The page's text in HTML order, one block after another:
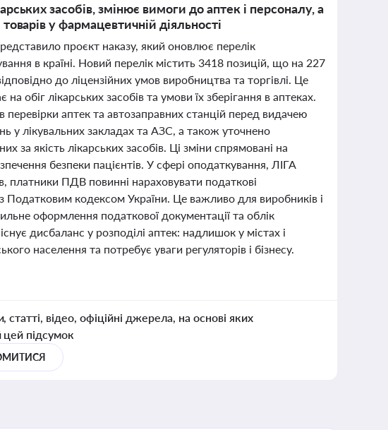
засобів, змінює вимоги до аптек і персоналу, а
у фармацевтичній діяльності
проєкт наказу, який оновлює перелік
в країні. Новий перелік містить 3418 позицій, що на 227
до ліцензійних умов виробництва та торгівлі. Це
обіг лікарських засобів та умови їх зберігання в аптеках.
аптек та автозаправних станцій перед видачею
у лікувальних закладах та АЗС, а також уточнено
за якість лікарських засобів. Ці зміни спрямовані на
безпеки пацієнтів. У сфері оподаткування, ЛІГА
ПДВ повинні нараховувати податкові
Податковим кодексом України. Це важливо для виробників і
оформлення податкової документації та облік
дисбаланс у розподілі аптек: надлишок у містах і
населення та потребує уваги регуляторів і бізнесу.
відео, офіційні джерела, на основі яких
підсумок